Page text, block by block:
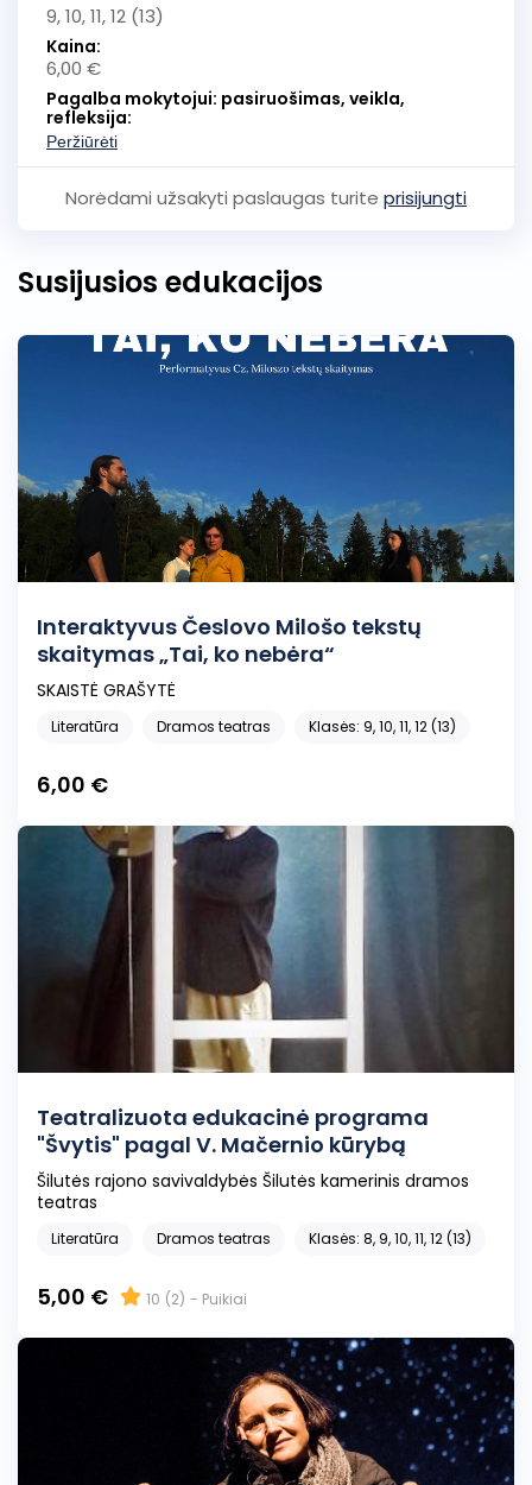
9, 10, 11, 12 (13)
Kaina:
6,00 €
Pagalba mokytojui: pasiruošimas, veikla,
refleksija:
Peržiūrėti
Norėdami užsakyti paslaugas turite prisijungti
Susijusios edukacijos
Interaktyvus Česlovo Milošo tekstų
skaitymas „Tai, ko nebėra“
SKAISTĖ GRAŠYTĖ
Literatūra Dramos teatras Klasės: 9, 10, 11, 12 (13)
6,00 €
Teatralizuota edukacinė programa
"Švytis" pagal V. Mačernio kūrybą
Šilutės rajono savivaldybės Šilutės kamerinis dramos
teatras
Literatūra Dramos teatras Klasės: 8, 9, 10, 11, 12 (13)
5,00 € 10 (2) - Puikiai